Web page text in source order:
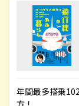
年間最多搭乗
方！